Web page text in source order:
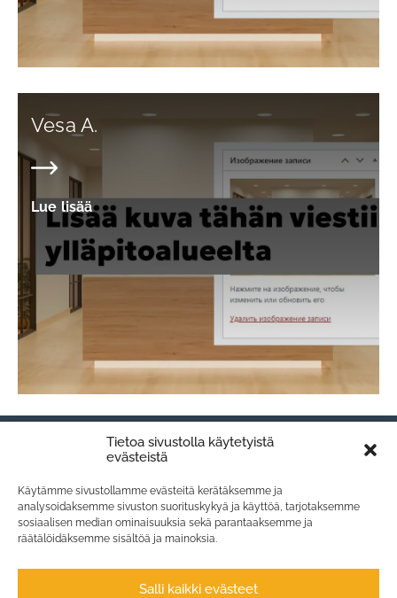
Tietoa sivustolla käytetyistä
evästeistä
Käytämme sivustollamme evästeitä kerätäksemme ja
analysoidaksemme sivuston suorituskykyä ja käyttöä, tarjotaksemme
sosiaalisen median ominaisuuksia sekä parantaaksemme ja
räätälöidäksemme sisältöä ja mainoksia.
Salli kaikki evästeet
Vesa A.
Lue lisää